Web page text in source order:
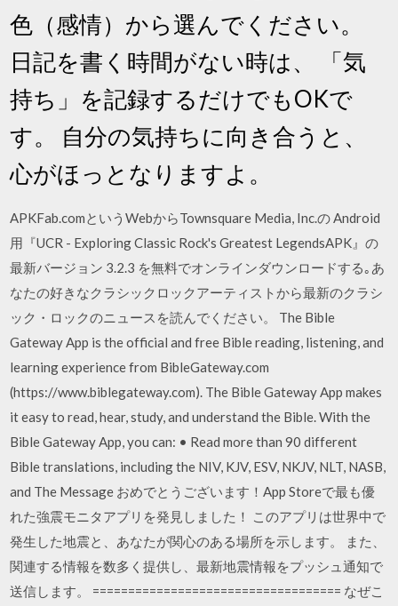
色（感情）から選んでください。
日記を書く時間がない時は、 「気
持ち」を記録するだけでもOKで
す。 自分の気持ちに向き合うと、
心がほっとなりますよ。
APKFab.comというWebからTownsquare Media, Inc.の Android
用『UCR - Exploring Classic Rock's Greatest LegendsAPK』の
最新バージョン 3.2.3 を無料でオンラインダウンロードする｡あ
なたの好きなクラシックロックアーティストから最新のクラシ
ック・ロックのニュースを読んでください。 The Bible
Gateway App is the official and free Bible reading, listening, and
learning experience from BibleGateway.com
(https://www.biblegateway.com). The Bible Gateway App makes
it easy to read, hear, study, and understand the Bible. With the
Bible Gateway App, you can: • Read more than 90 different
Bible translations, including the NIV, KJV, ESV, NKJV, NLT, NASB,
and The Message ‎おめでとうございます！App Storeで最も優
れた強震モニタアプリを発見しました！ このアプリは世界中で
発生した地震と、あなたが関心のある場所を示します。 また、
関連する情報を数多く提供し、最新地震情報をプッシュ通知で
送信します。 =================================== なぜこ